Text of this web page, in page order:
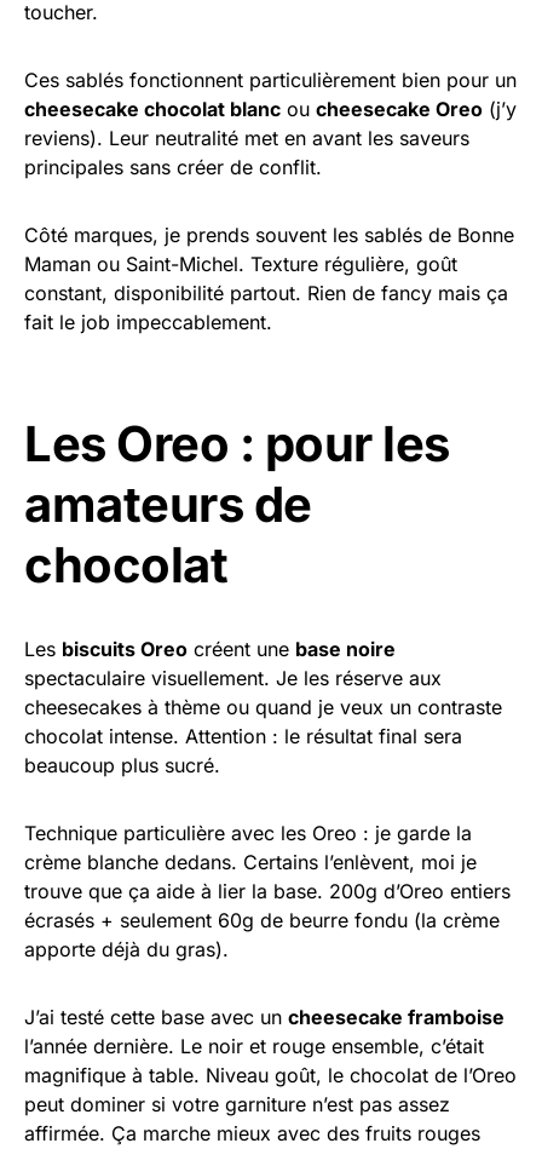
toucher.
Ces sablés fonctionnent particulièrement bien pour un
cheesecake chocolat blanc ou cheesecake Oreo (j’y
reviens). Leur neutralité met en avant les saveurs
principales sans créer de conflit.
Côté marques, je prends souvent les sablés de Bonne
Maman ou Saint-Michel. Texture régulière, goût
constant, disponibilité partout. Rien de fancy mais ça
fait le job impeccablement.
Les Oreo : pour les
amateurs de
chocolat
Les biscuits Oreo créent une base noire
spectaculaire visuellement. Je les réserve aux
cheesecakes à thème ou quand je veux un contraste
chocolat intense. Attention : le résultat final sera
beaucoup plus sucré.
Technique particulière avec les Oreo : je garde la
crème blanche dedans. Certains l’enlèvent, moi je
trouve que ça aide à lier la base. 200g d’Oreo entiers
écrasés + seulement 60g de beurre fondu (la crème
apporte déjà du gras).
J’ai testé cette base avec un cheesecake framboise
l’année dernière. Le noir et rouge ensemble, c’était
magnifique à table. Niveau goût, le chocolat de l’Oreo
peut dominer si votre garniture n’est pas assez
affirmée. Ça marche mieux avec des fruits rouges